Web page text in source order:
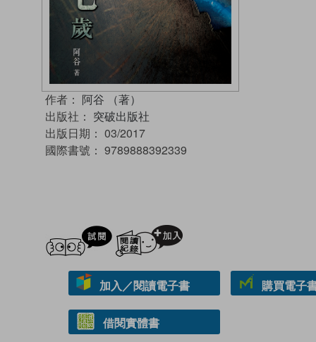
作者： 阿谷 （著）
出版社： 突破出版社
出版日期： 03/2017
國際書號： 9789888392339
試閲
加入／閱讀電子書 購買電子
借閱實體書